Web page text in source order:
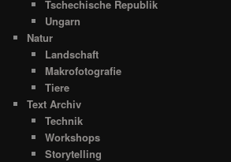
Tschechische Republik
Ungarn
Natur
Landschaft
Makrofotografie
Tiere
Text Archiv
Technik
Workshops
Storytelling